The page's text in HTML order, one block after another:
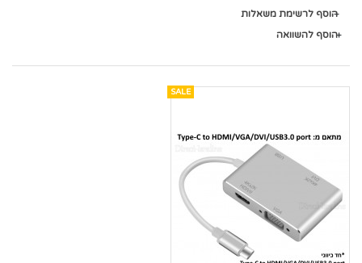
הוסף לרשימת משאלות
הוסף להשוואה
SALE